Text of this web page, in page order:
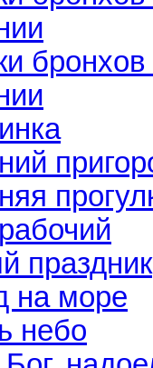
праздник
на море
небо